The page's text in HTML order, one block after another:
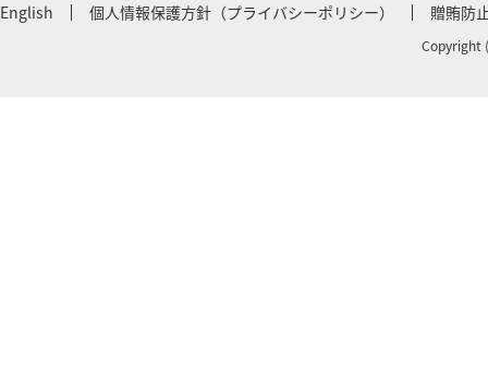
English 個人情報保護方針（プライバシーポリシー） 贈賄防
Copyright